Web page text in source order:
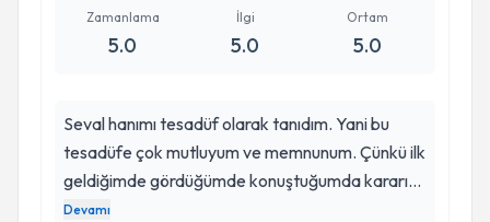
Zamanlama
5.0
İlgi
5.0
Ortam
5.0
Seval hanımı tesadüf olarak tanıdım. Yani bu
tesadüfe çok mutluyum ve memnunum. Çünkü ilk
geldiğimde gördüğümde konuştuğumda kararım
Evet dişlerimi Seval hanımın ellerine
Devamı